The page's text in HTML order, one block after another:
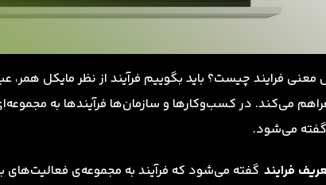
معنی فرایند چیست؟ باید بگوییم فرآیند از نظر مایکل همر،
می‌کند. در کسب‌وکارها و سازمان‌ها فرآیندها به
می‌شود.
فرایند گفته می‌شود که فرآیند به مجموعه‌ی فعالیت‌های